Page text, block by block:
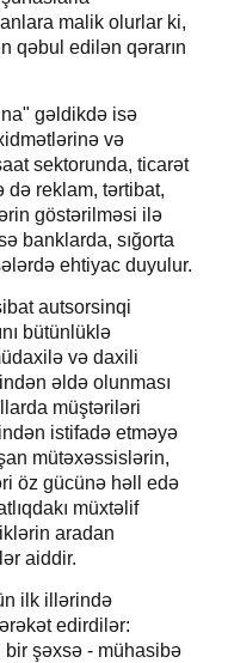
malik olurlar ki,
qəbul edilən qərarın
gəldikdə isə
və
sektorunda, ticarət
də reklam, tərtibat,
göstərilməsi ilə
banklarda, sığorta
ehtiyac duyulur.
autsorsinqi
bütünlüklə
və daxili
əldə olunması
müştəriləri
istifadə etməyə
mütəxəssislərin,
öz gücünə həll edə
müxtəlif
aradan
aiddir.
ilk illərində
edirdilər:
şəxsə - mühasibə